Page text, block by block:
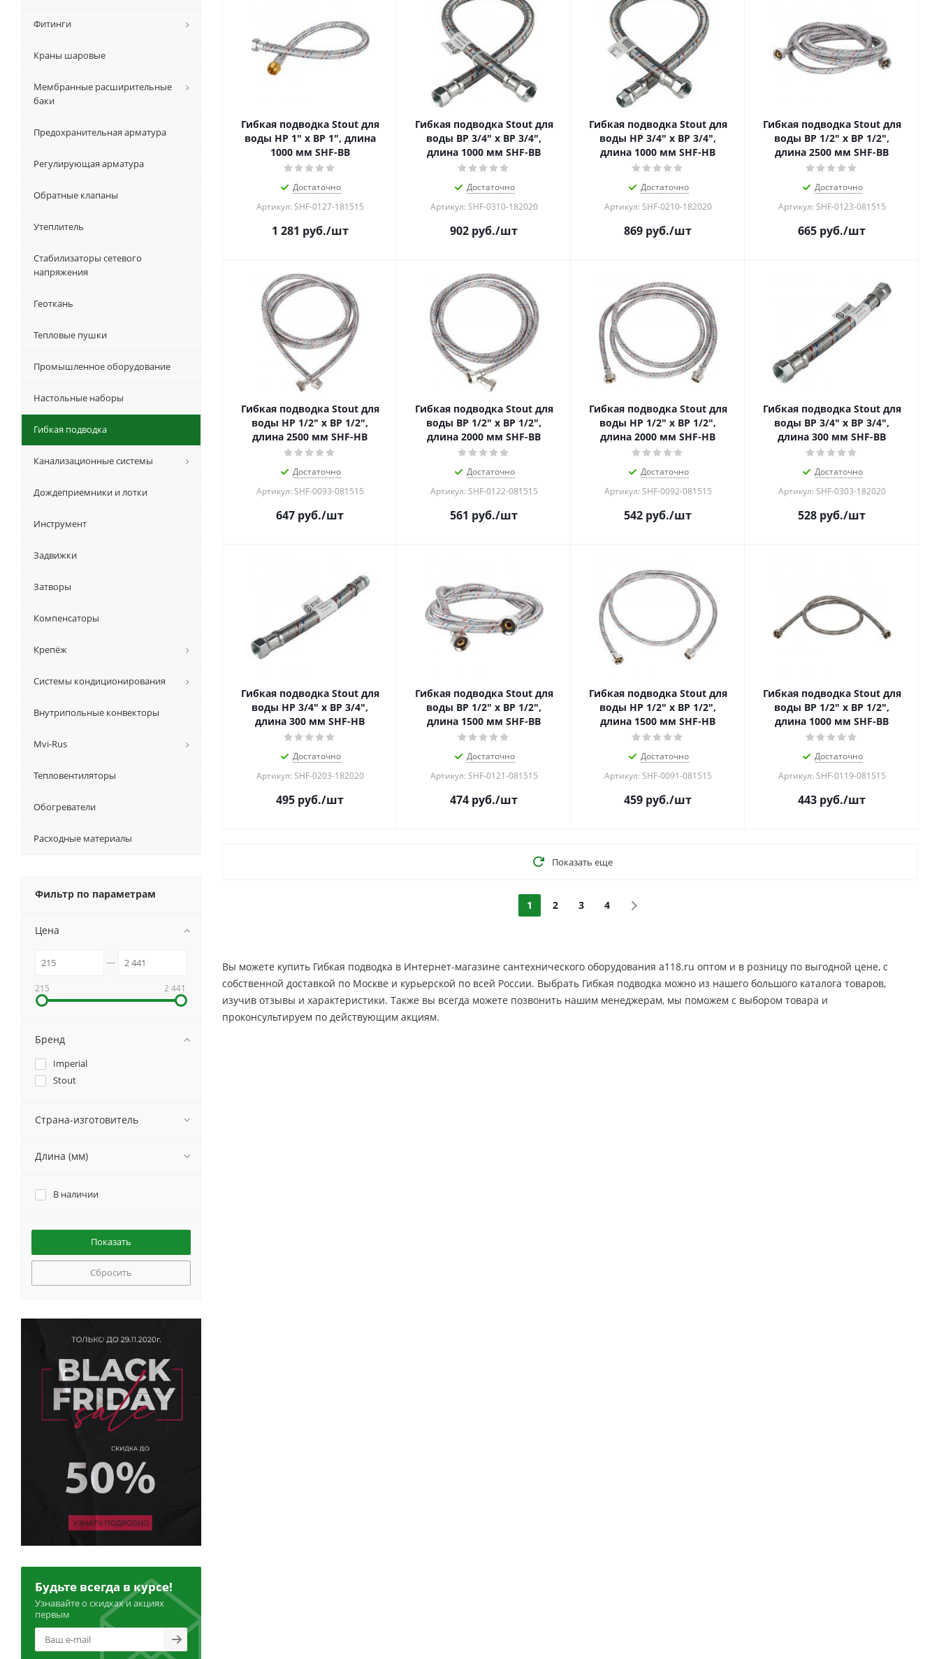
Гибкая подводка Stout для
воды НР 1" х ВР 1", длина
1000 мм SHF-ВB
Достаточно
Артикул: SHF-0127-181515
1 281 руб./шт
Гибкая подводка Stout для
воды ВР 3/4" х ВР 3/4",
длина 1000 мм SHF-ВB
Достаточно
Артикул: SHF-0310-182020
902 руб./шт
Гибкая подводка Stout для
воды НР 3/4" х ВР 3/4",
длина 1000 мм SHF-НB
Достаточно
Артикул: SHF-0210-182020
869 руб./шт
Гибкая подводка Stout для
воды ВР 1/2" х ВР 1/2",
длина 2500 мм SHF-BB
Достаточно
Артикул: SHF-0123-081515
665 руб./шт
Гибкая подводка Stout для
воды НР 1/2" х ВР 1/2",
длина 2500 мм SHF-НB
Достаточно
Артикул: SHF-0093-081515
647 руб./шт
Гибкая подводка Stout для
воды ВР 1/2" х ВР 1/2",
длина 2000 мм SHF-BB
Достаточно
Артикул: SHF-0122-081515
561 руб./шт
Гибкая подводка Stout для
воды НР 1/2" х ВР 1/2",
длина 2000 мм SHF-НB
Достаточно
Артикул: SHF-0092-081515
542 руб./шт
Гибкая подводка Stout для
воды ВР 3/4" х ВР 3/4",
длина 300 мм SHF-ВB
Достаточно
Артикул: SHF-0303-182020
528 руб./шт
Гибкая подводка Stout для
воды НР 3/4" х ВР 3/4",
длина 300 мм SHF-НB
Достаточно
Артикул: SHF-0203-182020
495 руб./шт
Гибкая подводка Stout для
воды ВР 1/2" х ВР 1/2",
длина 1500 мм SHF-BB
Достаточно
Артикул: SHF-0121-081515
474 руб./шт
Гибкая подводка Stout для
воды НР 1/2" х ВР 1/2",
длина 1500 мм SHF-НB
Достаточно
Артикул: SHF-0091-081515
459 руб./шт
Гибкая подводка Stout для
воды ВР 1/2" х ВР 1/2",
длина 1000 мм SHF-BB
Достаточно
Артикул: SHF-0119-081515
443 руб./шт
Показать еще
1 2 3 4
Вы можете купить Гибкая подводка в Интернет-магазине сантехнического оборудования a118.ru оптом и в розницу по выгодной цене, c
собственной доставкой по Москве и курьерской по всей России. Выбрать Гибкая подводка можно из нашего большого каталога товаров,
изучив отзывы и характеристики. Также вы всегда можете позвонить нашим менеджерам, мы поможем с выбором товара и
проконсультируем по действующим акциям.
Фитинги
Краны шаровые
Мембранные расширительные
баки
Предохранительная арматура
Регулирующая арматура
Обратные клапаны
Утеплитель
Стабилизаторы сетевого
напряжения
Геоткань
Тепловые пушки
Промышленное оборудование
Настольные наборы
Гибкая подводка
Канализационные системы
Дождеприемники и лотки
Инструмент
Задвижки
Затворы
Компенсаторы
Крепёж
Системы кондиционирования
Внутрипольные конвекторы
Mvi-Rus
Тепловентиляторы
Обогреватели
Расходные материалы
Фильтр по параметрам
Цена
215 2 441
Бренд
Imperial
Stout
Страна-изготовитель
Длина (мм)
В наличии
Сбросить
Будьте всегда в курсе!
Узнавайте о скидках и акциях
первым